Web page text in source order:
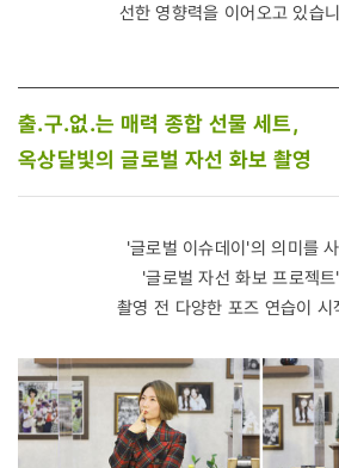
선한 영향력을 이어오고 있습
출.구.없.는 매력 종합 선물 세트,
옥상달빛의 글로벌 자선 화보 촬영
'글로벌 이슈데이'의 의미를
'글로벌 자선 화보 프로젝
촬영 전 다양한 포즈 연습이 시